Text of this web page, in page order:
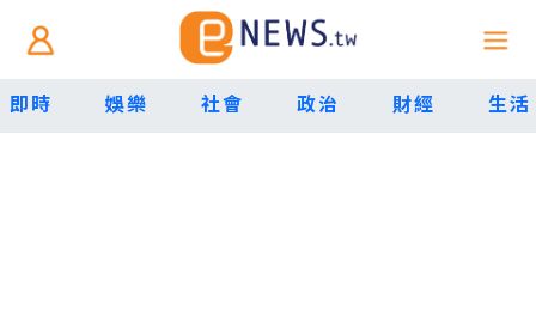
即時 娛樂 社會 政治 財經 生活